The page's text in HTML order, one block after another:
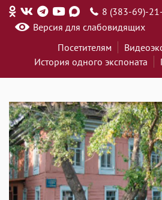
8 (383-69)-
Версия для слабовидящих
Посетителям
История одного экспоната